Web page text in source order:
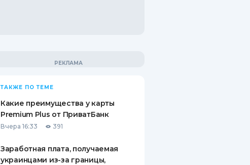
ТАКЖЕ ПО ТЕМЕ
Какие преимущества у карты
Premium Plus от ПриватБанк
Вчера 16:33 391
Заработная плата, получаемая
украинцами из-за границы,